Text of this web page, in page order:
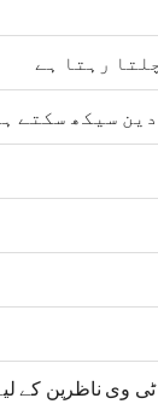
رہتا ہے
سیکھ سکتے
وی ناظرین کے